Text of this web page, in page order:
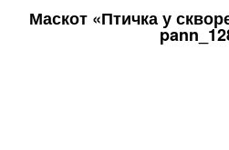
Маскот «Птичка у